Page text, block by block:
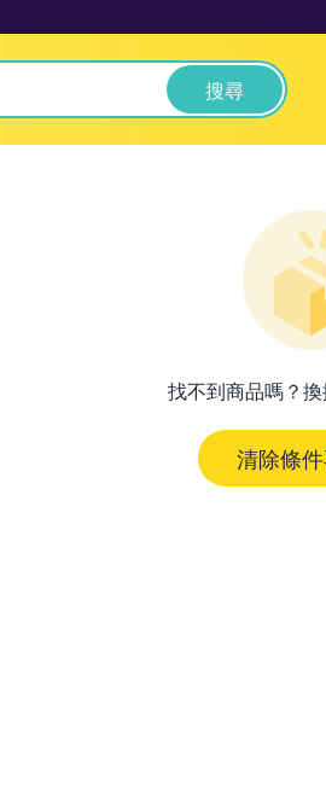
搜尋
找不到商品嗎？換
清除條